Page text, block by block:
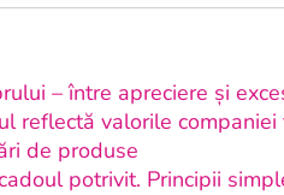
– între apreciere și
reflectă valorile companiei
de produse
potrivit. Principii